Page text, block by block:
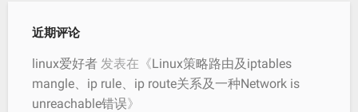
近期评论
linux爱好者 发表在《Linux策略路由及iptables
mangle、ip rule、ip route关系及一种Network is
unreachable错误》